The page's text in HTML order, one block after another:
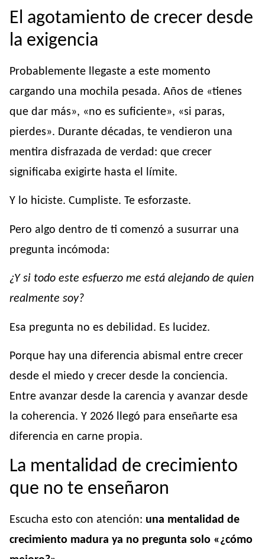
El agotamiento de crecer desde
la exigencia
Probablemente llegaste a este momento
cargando una mochila pesada. Años de «tienes
que dar más», «no es suficiente», «si paras,
pierdes». Durante décadas, te vendieron una
mentira disfrazada de verdad: que crecer
significaba exigirte hasta el límite.
Y lo hiciste. Cumpliste. Te esforzaste.
Pero algo dentro de ti comenzó a susurrar una
pregunta incómoda:
¿Y si todo este esfuerzo me está alejando de quien
realmente soy?
Esa pregunta no es debilidad. Es lucidez.
Porque hay una diferencia abismal entre crecer
desde el miedo y crecer desde la conciencia.
Entre avanzar desde la carencia y avanzar desde
la coherencia. Y 2026 llegó para enseñarte esa
diferencia en carne propia.
La mentalidad de crecimiento
que no te enseñaron
Escucha esto con atención: una mentalidad de
crecimiento madura ya no pregunta solo «¿cómo